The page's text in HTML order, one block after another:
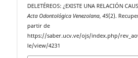
DELETÉREOS: ¿EXISTE UNA RELACIÓN
Acta Odontológica Venezolana,45(2).
partir de
https://saber.ucv.ve/ojs/index.php/
le/view/4231